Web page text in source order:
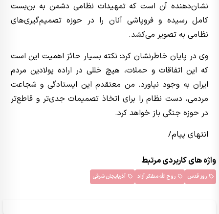
نشان‌دهنده آن است که تمهیدات نظامی دشمن به بن‌بست
کامل رسیده و فروپاشی آنان را در حوزه تصمیم‌گیری‌های
نظامی به تصویر می‌کشد.
وی در پایان خاطرنشان کرد: نکته بسیار حائز اهمیت این است
که این اتفاقات و حملات، هیچ خللی در اراده پولادین مردم
ایران به وجود نیاورد. من معتقدم این ایستادگی و شجاعت
مردمی، دست نظام را برای اتخاذ تصمیمات جدی‌تر و قاطع‌تر
در حوزه جنگی باز خواهد کرد.
انتهای پیام/
واژه های کاربردی مرتبط
روز قدس روح الله متفکر آزاد آذربایجان شرقی